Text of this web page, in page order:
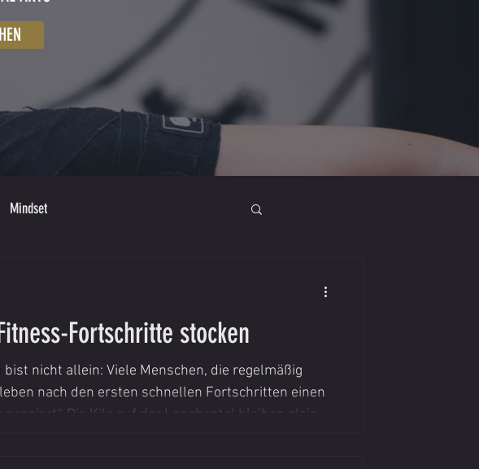
Mindset
Fortschritte stocken
nicht allein: Viele Menschen, die regelmäßig
nach den ersten schnellen Fortschritten einen
Die Kilo auf der Langhantel bleiben gleich,